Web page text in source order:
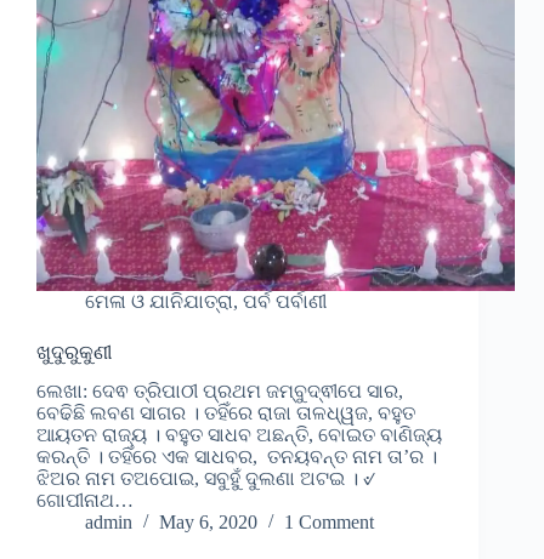
ମେଳା ଓ ଯାନିଯାତ୍ରା, ପର୍ବ ପର୍ବାଣୀ
ଖୁଦୁରୁକୁଣୀ
ଲେଖା: ଦେଵ ତ୍ରିପାଠୀ ପ୍ରଥମ ଜମ୍ବୁଦ୍ଵୀପେ ସାର,
ବେଢିଛି ଲବଣ ସାଗର । ତହିଁରେ ରାଜା ତାଳଧ୍ୱଜ, ବହୁତ
ଆୟତନ ରାଜ୍ୟ । ବହୁତ ସାଧବ ଅଛନ୍ତି, ବୋଇତ ବାଣିଜ୍ୟ
କରନ୍ତି । ତହିଁରେ ଏକ ସାଧବର, ତନୟବନ୍ତ ନାମ ତା’ର ।
ଝିଅର ନାମ ତଅପୋଇ, ସବୁହୁଁ ଦୁଲଣା ଅଟଇ । ୰
ଗୋପୀନାଥ…
admin
May 6, 2020 1 Comment